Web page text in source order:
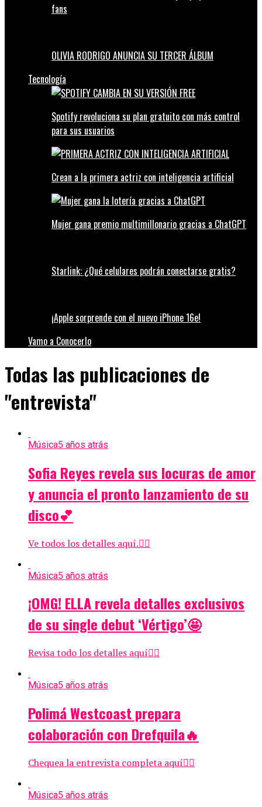
fans
OLIVIA RODRIGO ANUNCIA SU TERCER ÁLBUM
Tecnología
Spotify revoluciona su plan gratuito con más control
para sus usuarios
Crean a la primera actriz con inteligencia artificial
Mujer gana premio multimillonario gracias a ChatGPT
Starlink: ¿Qué celulares podrán conectarse gratis?
¡Apple sorprende con el nuevo iPhone 16e!
Vamo a Conocerlo
Todas las publicaciones de
"entrevista"
Música5 años atrás
Sofia Reyes revela sus locuras de amor
y anuncia el pronto lanzamiento de su
disco💕
Ve todos los detalles aquí.👇🏻
Música5 años atrás
¡OMG! ELLA revela detalles exclusivos
de su single debut ‘Vértigo’🤩
Revisa todo los detalles aquí👇🏻
Música5 años atrás
Polimá Westcoast prepara
colaboración con Drefquila🔥
Chequea la entrevista completa aquí👇🏼
Música5 años atrás